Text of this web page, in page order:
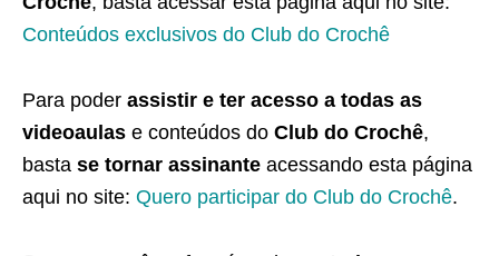
Conteúdos exclusivos do Club do Crochê
Para poder assistir e ter acesso a todas as
videoaulas e conteúdos do Club do Crochê,
basta se tornar assinante acessando esta página
aqui no site: Quero participar do Club do Crochê.